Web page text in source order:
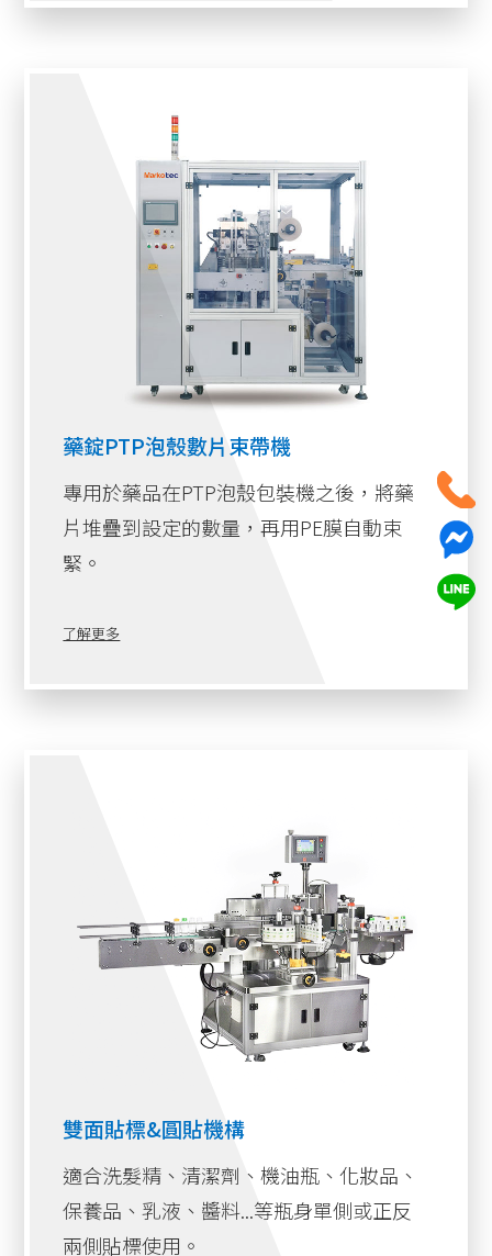
藥錠PTP泡殼數片束帶機
專用於藥品在PTP泡殼包裝機之後，將藥
片堆疊到設定的數量，再用PE膜自動束
緊。
了解更多
雙面貼標&圓貼機構
適合洗髮精、清潔劑、機油瓶、化妝品、
保養品、乳液、醬料...等瓶身單側或正反
兩側貼標使用。